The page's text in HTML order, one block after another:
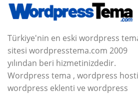
Türkiye'nin en eski wordpress
sitesi wordpresstema.com 2009
yılından beri hizmetinizdedir.
Wordpress tema , wordpress
wordpress eklenti ve wordpress